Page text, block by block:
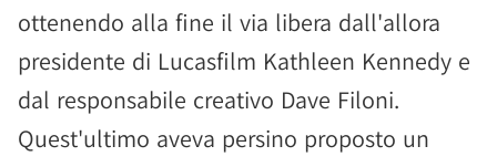
ottenendo alla fine il via libera dall'allora
presidente di Lucasfilm Kathleen Kennedy e
dal responsabile creativo Dave Filoni.
Quest'ultimo aveva persino proposto un